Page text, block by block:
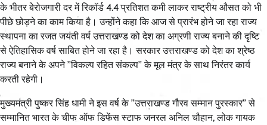
के भीतर बेरोजगारी दर में रिकॉर्ड 4.4 प्रतिशत कमी लाकर राष्ट्रीय औसत को भी
पीछे छोड़ने का काम किया है। उन्होंने कहा कि आज से प्रारंभ होने जा रहा राज्य
स्थापना का रजत जयंती वर्ष उत्तराखण्ड को देश का अग्रणी राज्य बनाने की दृष्टि
से ऐतिहासिक वर्ष साबित होने जा रहा है। सरकार उत्तराखण्ड को देश का श्रेष्ठ
राज्य बनाने के अपने ’’विकल्प रहित संकल्प’’ के मूल मंत्र के साथ निरंतर कार्य
करती रहेगी।
मुख्यमंत्री पुष्कर सिंह धामी ने इस वर्ष के ’’उत्तराखण्ड गौरव सम्मान पुरस्कार’’ से
सम्मानित भारत के चीफ ऑफ डिफेंस स्टाफ जनरल अनिल चौहान, लोक गायक